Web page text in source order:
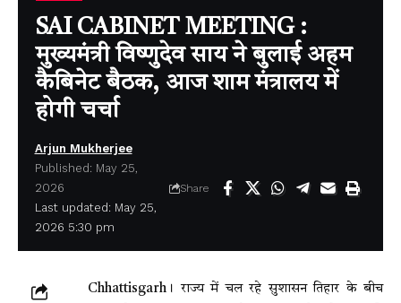
SAI CABINET MEETING :
मुख्यमंत्री विष्णुदेव साय ने बुलाई अहम
कैबिनेट बैठक, आज शाम मंत्रालय में
होगी चर्चा
Last updated: May 25,
2026 5:30 pm
Arjun Mukherjee
Published: May 25,
2026
Share
Chhattisgarh । राज्य में चल रहे सुशासन तिहार के बीच